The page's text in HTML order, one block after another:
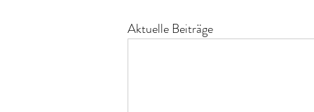
Aktuelle Beiträge